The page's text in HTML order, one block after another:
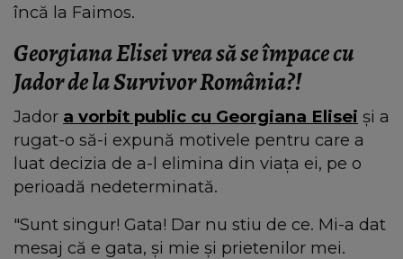
încă la Faimos.
Georgiana Elisei vrea să se împace cu
Jador de la Survivor România?!
Jador a vorbit public cu Georgiana Elisei și a
rugat-o să-i expună motivele pentru care a
luat decizia de a-l elimina din viața ei, pe o
perioadă nedeterminată.
"Sunt singur! Gata! Dar nu stiu de ce. Mi-a dat
mesaj că e gata, și mie și prietenilor mei.